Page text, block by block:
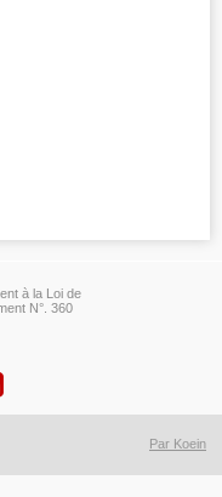
à la Loi de
N°. 360
Par Koein